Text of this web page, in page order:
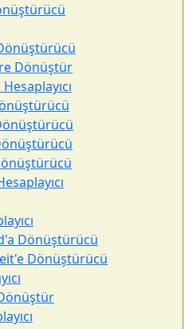
Dönüştür
Dönüştürücü
Dönüştürücü